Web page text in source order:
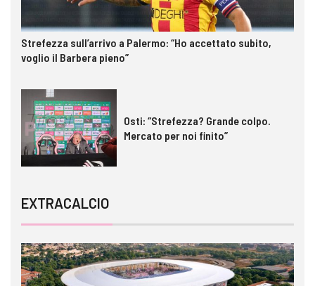
Strefezza sull’arrivo a Palermo: “Ho accettato subito,
voglio il Barbera pieno”
Osti: “Strefezza? Grande colpo.
Mercato per noi finito”
EXTRACALCIO